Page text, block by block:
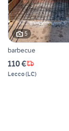
5
barbecue
110 €
Lecco(LC)